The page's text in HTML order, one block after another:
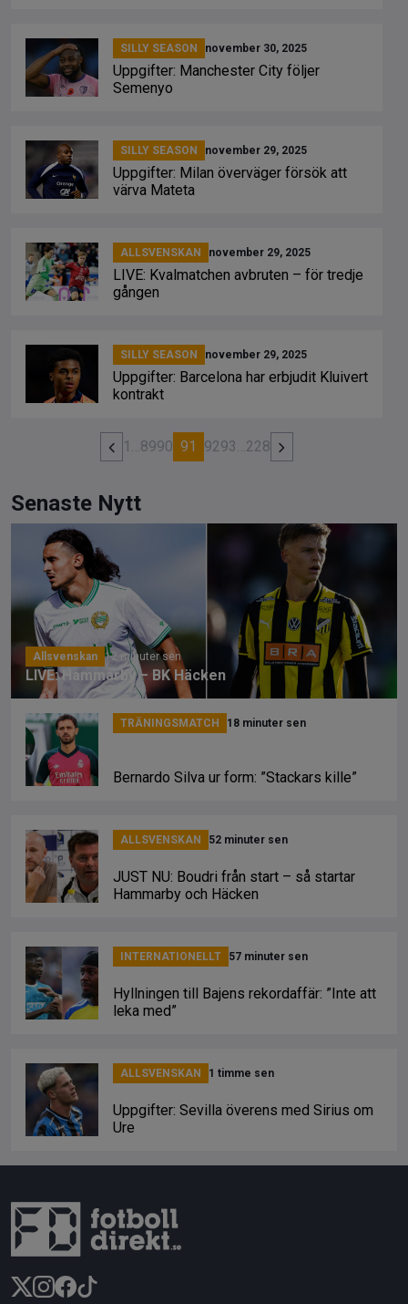
SILLY SEASON november 30, 2025
Uppgifter: Manchester City följer
Semenyo
SILLY SEASON november 29, 2025
Uppgifter: Milan överväger försök att
värva Mateta
ALLSVENSKAN november 29, 2025
LIVE: Kvalmatchen avbruten – för tredje
gången
SILLY SEASON november 29, 2025
Uppgifter: Barcelona har erbjudit Kluivert
kontrakt
1 …8990 91 9293…228
Senaste Nytt
Allsvenskan 12 minuter sen
LIVE: Hammarby – BK Häcken
TRÄNINGSMATCH 18 minuter sen
Bernardo Silva ur form: ”Stackars kille”
ALLSVENSKAN 52 minuter sen
JUST NU: Boudri från start – så startar
Hammarby och Häcken
INTERNATIONELLT 57 minuter sen
Hyllningen till Bajens rekordaffär: ”Inte att
leka med”
ALLSVENSKAN 1 timme sen
Uppgifter: Sevilla överens med Sirius om
Ure